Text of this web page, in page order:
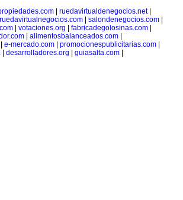
ruedavirtualdenegocios.net|
ruedavirtualnegocios.com| salondenegocios.com|
votaciones.org fabricadegolosinas.com
| alimentosbalanceados.com|
e-mercado.com| promocionespublicitarias.com|
desarrolladores.org guiasalta.com